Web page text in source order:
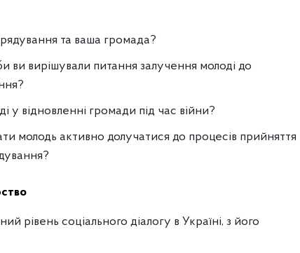
та ваша громада?
ви вирішували питання залучення молоді до
у відновленні громади під час війни?
молодь активно долучатися до процесів прийняття
рівень соціального діалогу в Україні, з його